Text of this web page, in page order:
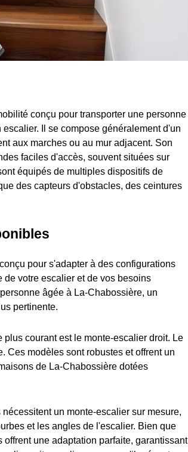
conçu pour transporter une personne
Il se compose généralement d'un
aux marches ou au mur adjacent. Son
faciles d'accès, souvent situées sur
équipés de multiples dispositifs de
des capteurs d'obstacles, des ceintures
pour s'adapter à des configurations
votre escalier et de vos besoins
âgée à La-Chabossière, un
pertinente.
courant est le monte-escalier droit. Le
Ces modèles sont robustes et offrent un
de La-Chabossière dotées
un monte-escalier sur mesure,
et les angles de l'escalier. Bien que
une adaptation parfaite, garantissant